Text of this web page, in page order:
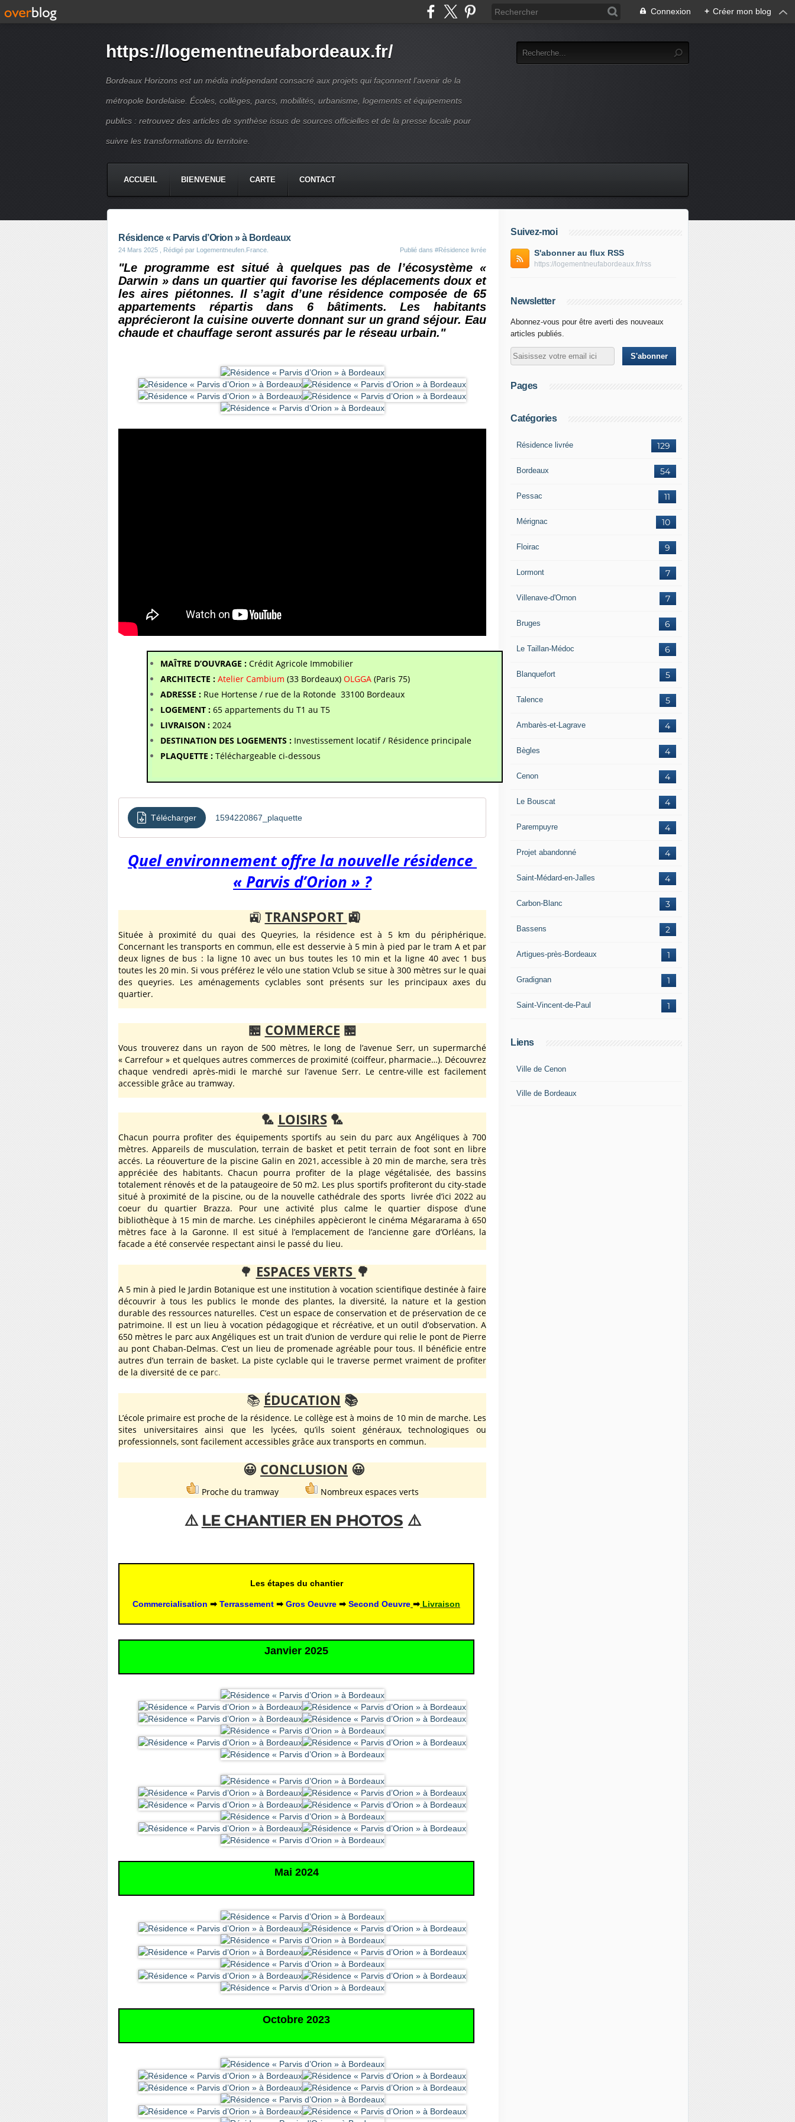
Connexion + Créer mon blog
https://logementneufabordeaux.fr/
Bordeaux Horizons est un média indépendant consacré aux projets qui façonnent l'avenir de la
métropole bordelaise. Écoles, collèges, parcs, mobilités, urbanisme, logements et équipements
publics : retrouvez des articles de synthèse issus de sources officielles et de la presse locale pour
suivre les transformations du territoire.
ACCUEIL BIENVENUE CARTE CONTACT
Résidence « Parvis d’Orion » à Bordeaux
24 Mars 2025 , Rédigé par Logementneufen.France. Publié dans #Résidence livrée
"Le programme est situé à quelques pas de l’écosystème «
Darwin » dans un quartier qui favorise les déplacements doux et
les aires piétonnes. Il s’agit d’une résidence composée de 65
appartements répartis dans 6 bâtiments. Les habitants
apprécieront la cuisine ouverte donnant sur un grand séjour. Eau
chaude et chauffage seront assurés par le réseau urbain."
MAÎTRE D’OUVRAGE : Crédit Agricole Immobilier
ARCHITECTE : Atelier Cambium (33 Bordeaux) OLGGA (Paris 75)
ADRESSE : Rue Hortense / rue de la Rotonde 33100 Bordeaux
LOGEMENT : 65 appartements du T1 au T5
LIVRAISON : 2024
DESTINATION DES LOGEMENTS : Investissement locatif / Résidence principale
PLAQUETTE : Téléchargeable ci-dessous
Télécharger 1594220867_plaquette
Quel environnement offre la nouvelle résidence
« Parvis d’Orion » ?
🚉 TRANSPORT 🚉
Située à proximité du quai des Queyries, la résidence est à 5 km du périphérique.
Concernant les transports en commun, elle est desservie à 5 min à pied par le tram A et par
deux lignes de bus : la ligne 10 avec un bus toutes les 10 min et la ligne 40 avec 1 bus
toutes les 20 min. Si vous préférez le vélo une station Vclub se situe à 300 mètres sur le quai
des queyries. Les aménagements cyclables sont présents sur les principaux axes du
quartier.
🏪 COMMERCE 🏪
Vous trouverez dans un rayon de 500 mètres, le long de l’avenue Serr, un supermarché
« Carrefour » et quelques autres commerces de proximité (coiffeur, pharmacie…). Découvrez
chaque vendredi après-midi le marché sur l’avenue Serr. Le centre-ville est facilement
accessible grâce au tramway.
🏸 LOISIRS🏸
Chacun pourra profiter des équipements sportifs au sein du parc aux Angéliques à 700
mètres. Appareils de musculation, terrain de basket et petit terrain de foot sont en libre
accés. La réouverture de la piscine Galin en 2021, accessible à 20 min de marche, sera très
appréciée des habitants. Chacun pourra profiter de la plage végétalisée, des bassins
totalement rénovés et de la pataugeoire de 50 m2. Les plus sportifs profiteront du city-stade
situé à proximité de la piscine, ou de la nouvelle cathédrale des sports livrée d’ici 2022 au
coeur du quartier Brazza. Pour une activité plus calme le quartier dispose d’une
bibliothèque à 15 min de marche. Les cinéphiles appècieront le cinéma Mégararama à 650
mètres face à la Garonne. Il est situé à l’emplacement de l’ancienne gare d’Orléans, la
facade a été conservée respectant ainsi le passé du lieu.
🌳 ESPACES VERTS 🌳
A 5 min à pied le Jardin Botanique est une institution à vocation scientifique destinée à faire
découvrir à tous les publics le monde des plantes, la diversité, la nature et la gestion
durable des ressources naturelles. C’est un espace de conservation et de préservation de ce
patrimoine. Il est un lieu à vocation pédagogique et récréative, et un outil d’observation. A
650 mètres le parc aux Angéliques est un trait d’union de verdure qui relie le pont de Pierre
au pont Chaban-Delmas. C’est un lieu de promenade agréable pour tous. Il bénéficie entre
autres d’un terrain de basket. La piste cyclable qui le traverse permet vraiment de profiter
de la diversité de ce parc.
📚 ÉDUCATION 📚
L’école primaire est proche de la résidence. Le collège est à moins de 10 min de marche. Les
sites universitaires ainsi que les lycées, qu’ils soient généraux, technologiques ou
professionnels, sont facilement accessibles grâce aux transports en commun.
😀 CONCLUSION 😀
Proche du tramway Nombreux espaces verts
⚠️ LE CHANTIER EN PHOTOS ⚠️
Les étapes du chantier
Commercialisation ➡ Terrassement ➡ Gros Oeuvre ➡ Second Oeuvre ➡ Livraison
Janvier 2025
Mai 2024
Octobre 2023
Suivez-moi
S'abonner au flux RSS
https://logementneufabordeaux.fr/rss
Newsletter
Abonnez-vous pour être averti des nouveaux
articles publiés.
Pages
Catégories
129
Résidence livrée
54
Bordeaux
11
Pessac
10
Mérignac
9
Floirac
7
Lormont
7
Villenave-d'Ornon
6
Bruges
6
Le Taillan-Médoc
5
Blanquefort
5
Talence
4
Ambarès-et-Lagrave
4
Bègles
4
Cenon
4
Le Bouscat
4
Parempuyre
4
Projet abandonné
4
Saint-Médard-en-Jalles
3
Carbon-Blanc
2
Bassens
1
Artigues-près-Bordeaux
1
Gradignan
1
Saint-Vincent-de-Paul
Liens
Ville de Cenon
Ville de Bordeaux